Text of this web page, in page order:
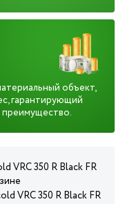
объект,
гарантирующий
VRC 350 R Black FR
VRC 350 R Black FR